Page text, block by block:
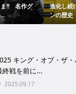
ま!! 名作グ
進化し続
ンの歴史
キング・オブ・ザ・
終戦を前に...
2025.09.17